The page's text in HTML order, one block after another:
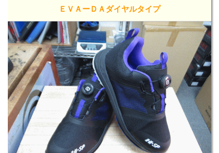
ＥＶＡーＤＡダイヤルタイプ